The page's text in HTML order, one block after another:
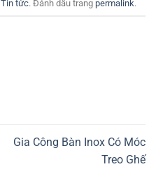
Tin tức. Đánh dấu trang permalink.
Gia Công Bàn Inox Có Móc
Treo Ghế